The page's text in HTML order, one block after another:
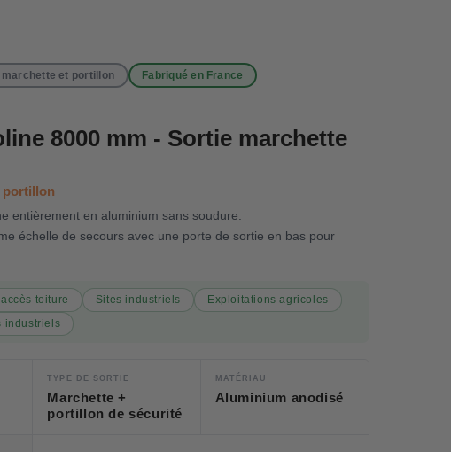
marchette et portillon
Fabriqué en France
8000 mm - Sortie marchette
portillon
entièrement en aluminium sans soudure.
échelle de secours avec une porte de sortie en bas pour
toiture Sites industriels
Exploitations agricoles
industriels
TYPE DE SORTIE
Marchette +
portillon de sécurité
MATÉRIAU
Aluminium anodisé